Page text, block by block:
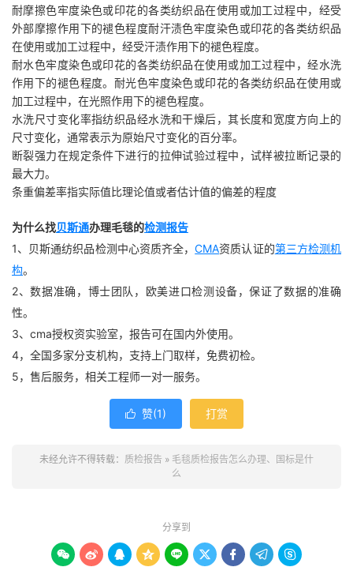
耐摩擦色牢度染色或印花的各类纺织品在使用或加工过程中，经受
外部摩擦作用下的褪色程度耐汗渍色牢度染色或印花的各类纺织品
在使用或加工过程中，经受汗渍作用下的褪色程度。
耐水色牢度染色或印花的各类纺织品在使用或加工过程中，经水洗
作用下的褪色程度。耐光色牢度染色或印花的各类纺织品在使用或
加工过程中，在光照作用下的褪色程度。
水洗尺寸变化率指纺织品经水洗和干燥后，其长度和宽度方向上的
尺寸变化，通常表示为原始尺寸变化的百分率。
断裂强力在规定条件下进行的拉伸试验过程中，试样被拉断记录的
最大力。
条重偏差率指实际值比理论值或者估计值的偏差的程度
为什么找贝斯通办理毛毯的检测报告
1、贝斯通纺织品检测中心资质齐全，CMA资质认证的第三方检测机
构。
2、数据准确，博士团队，欧美进口检测设备，保证了数据的准确
性。
3、cma授权资实验室，报告可在国内外使用。
4，全国多家分支机构，支持上门取样，免费初检。
5，售后服务，相关工程师一对一服务。
 赞(1) 打赏
未经允许不得转载： 质检报告 » 毛毯质检报告怎么办理、国标是什
么
分享到
        